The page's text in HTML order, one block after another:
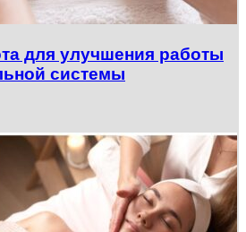
для улучшения работы
системы